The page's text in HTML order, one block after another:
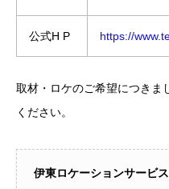
公式H P https://
取材・ロケのご希望につきま
ください。
伊東ロケーションサー